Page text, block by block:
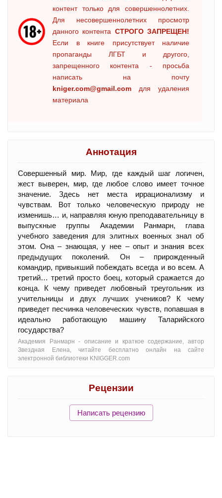
контент только для совершеннолетних.
Для несовершеннолетних просмотр
данного контента СТРОГО ЗАПРЕЩЕН!
Если в книге присутствует наличие
пропаганды ЛГБТ и другого,
запрещенного контента - просьба
написать на почту
kniger.com@gmail.com для удаления
материала
Аннотация
Совершенный мир. Мир, где каждый шаг логичен,
жест выверен, мир, где любое слово имеет точное
значение. Здесь нет места иррационализму и
чувствам. Вот только человеческую природу не
изменишь… и, направляя юную преподавательницу в
выпускные группы Академии Ранмарн, глава
учебного заведения для элитных военных знал об
этом. Она – знающая, у нее – опыт и знания всех
предыдущих поколений. Он – прирожденный
командир, привыкший побеждать всегда и во всем. А
третий… третий просто боец, который сражается до
конца. К чему приведет любовный треугольник из
учительницы и двух лучших учеников? К чему
приведет песчинка человеческих чувств, попавшая в
идеально работающую машину Таларийского
государства?
Академия Ранмарн - oписание и краткое содержание, автор
Звездная Елена, читайте бесплатно онлайн на сайте
электронной библиотеки KNIGGER.com
Рецензии
Написать рецензию